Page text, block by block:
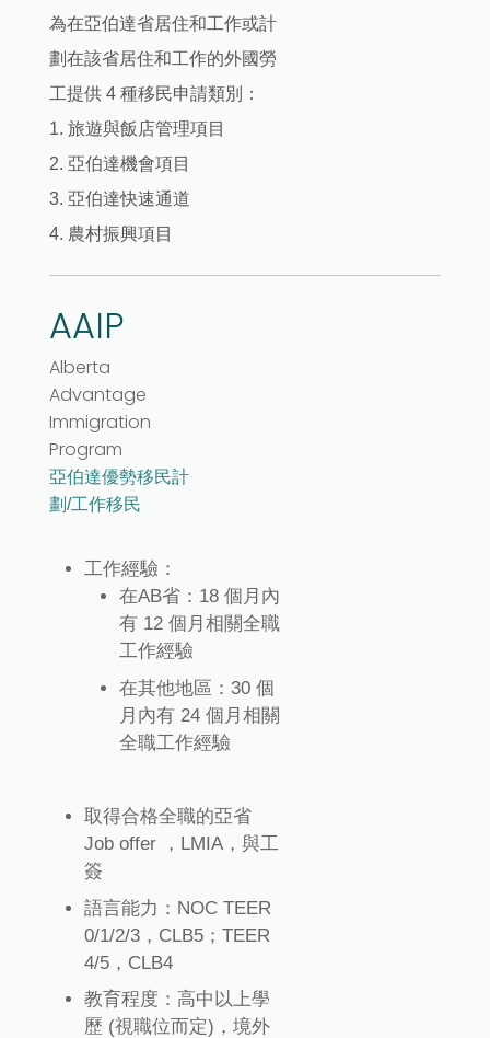
為在亞伯達省居住和工作或計
劃在該省居住和工作的外國勞
工提供 4 種移民申請類別：
1. 旅遊與飯店管理項目
2. 亞伯達機會項目
3. 亞伯達快速通道
4. 農村振興項目
AAIP
Alberta
Advantage
Immigration
Program
亞伯達優勢移民計
劃/工作移民
工作經驗：
在AB省：18 個月內
有 12 個月相關全職
工作經驗
在其他地區：30 個
月內有 24 個月相關
全職工作經驗
取得合格全職的亞省
Job offer ，LMIA，與工
簽
語言能力：NOC TEER
0/1/2/3，CLB5；TEER
4/5，CLB4
教育程度：高中以上學
歷 (視職位而定)，境外